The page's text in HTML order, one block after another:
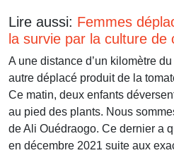
Lire aussi: Femmes
la survie par la culture de
A une distance d’un kilomètre
autre déplacé produit de la
Ce matin, deux enfants
au pied des plants. Nous
de Ali Ouédraogo. Ce dernier a
en décembre 2021 suite aux